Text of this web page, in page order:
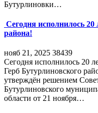
Бутурлиновки…
Сегодня исполнилось 20
района!
нояб 21, 2025 38439
Сегодня исполнилось 20
Герб Бутурлиновского
утверждён решением
Бутурлиновского
области от 21 ноября…